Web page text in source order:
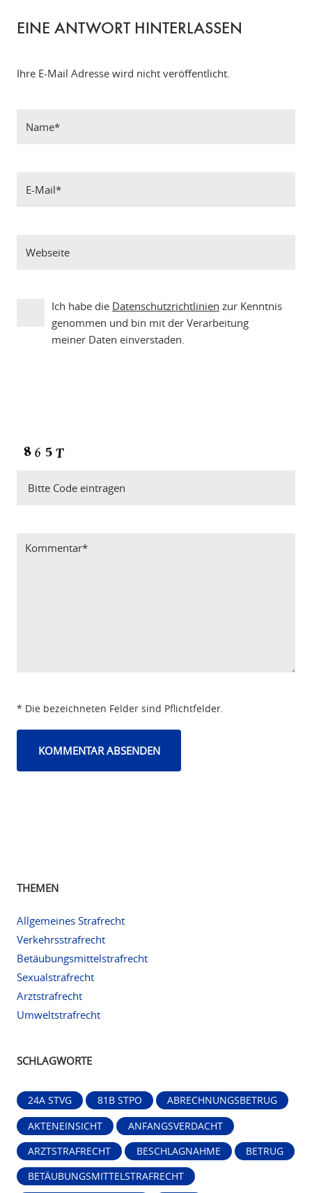
EINE ANTWORT HINTERLASSEN
Ihre E-Mail Adresse wird nicht veröffentlicht.
Ich habe die Datenschutzrichtlinien zur Kenntnis
genommen und bin mit der Verarbeitung
meiner Daten einverstaden.
* Die bezeichneten Felder sind Pflichtfelder.
THEMEN
Allgemeines Strafrecht
Verkehrsstrafrecht
Betäubungsmittelstrafrecht
Sexualstrafrecht
Arztstrafrecht
Umweltstrafrecht
SCHLAGWORTE
24A STVG 81B STPO ABRECHNUNGSBETRUG
AKTENEINSICHT ANFANGSVERDACHT
ARZTSTRAFRECHT BESCHLAGNAHME BETRUG
BETÄUBUNGSMITTELSTRAFRECHT